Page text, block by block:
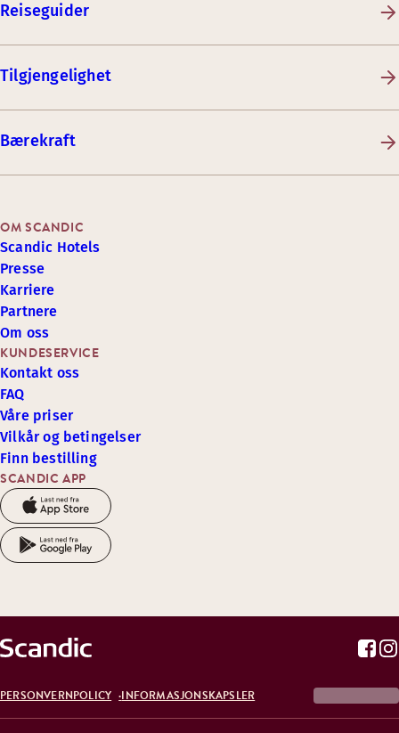
Reiseguider
Tilgjengelighet
Bærekraft
SCANDIC APP
KUNDESERVICE
Kontakt oss
FAQ
Våre priser
Vilkår og betingelser
Finn bestilling
OM SCANDIC
Scandic Hotels
Presse
Karriere
Partnere
Om oss
PERSONVERNPOLICY INFORMASJONSKAPSLER